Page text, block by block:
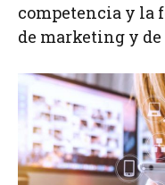
competencia y la
de marketing y de